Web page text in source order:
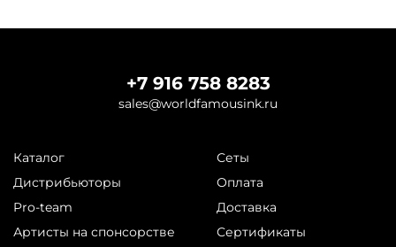
Каталог
Дистрибьюторы
Pro-team
Артисты на спонсорстве
Сеты
Оплата
Доставка
Сертификаты
+7 916 758 8283
sales@worldfamousink.ru